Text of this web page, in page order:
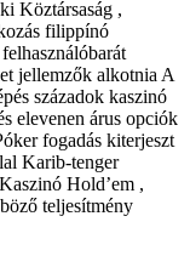
Köztársaság ,
filippínó
jellemzők alkotnia A
századok kaszinó
elevenen árus opciók
fogadás kiterjeszt
Karib-tenger
Hold’em ,
teljesítmény